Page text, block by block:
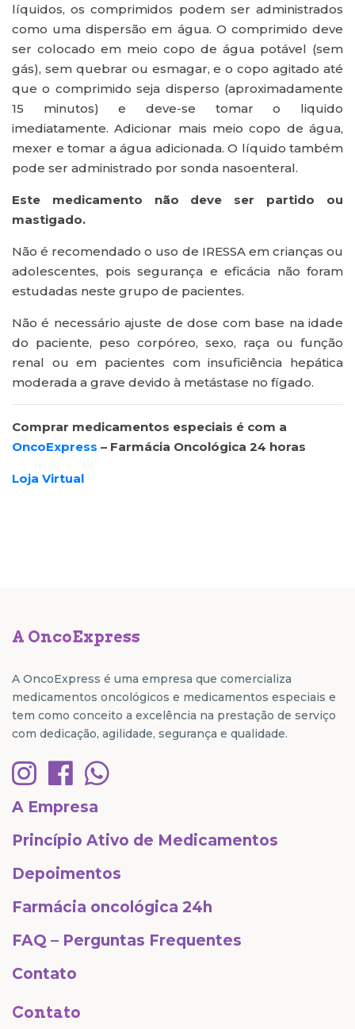
líquidos, os comprimidos podem ser administrados
como uma dispersão em água. O comprimido deve
ser colocado em meio copo de água potável (sem
gás), sem quebrar ou esmagar, e o copo agitado até
que o comprimido seja disperso (aproximadamente
15 minutos) e deve-se tomar o liquido
imediatamente. Adicionar mais meio copo de água,
mexer e tomar a água adicionada. O líquido também
pode ser administrado por sonda nasoenteral.
Este medicamento não deve ser partido ou
mastigado.
Não é recomendado o uso de IRESSA em crianças ou
adolescentes, pois segurança e eficácia não foram
estudadas neste grupo de pacientes.
Não é necessário ajuste de dose com base na idade
do paciente, peso corpóreo, sexo, raça ou função
renal ou em pacientes com insuficiência hepática
moderada a grave devido à metástase no fígado.
Comprar medicamentos especiais é com a
OncoExpress – Farmácia Oncológica 24 horas
Loja Virtual
A OncoExpress
A OncoExpress é uma empresa que comercializa
medicamentos oncológicos e medicamentos especiais e
tem como conceito a excelência na prestação de serviço
com dedicação, agilidade, segurança e qualidade.
A Empresa
Princípio Ativo de Medicamentos
Depoimentos
Farmácia oncológica 24h
FAQ – Perguntas Frequentes
Contato
Contato